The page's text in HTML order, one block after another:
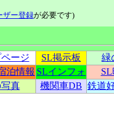
ザー登録が必要です)
ページ SL掲示板 緑
泊情報 SLインフォ
真
機関車DB 鉄道